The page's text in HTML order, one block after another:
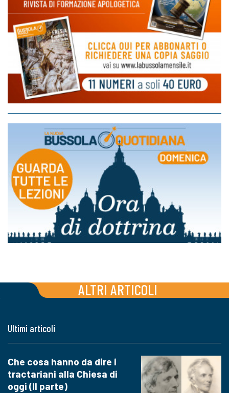
ALTRI ARTICOLI
Ultimi articoli
Che cosa hanno da dire i
tractariani alla Chiesa di
oggi (II parte)